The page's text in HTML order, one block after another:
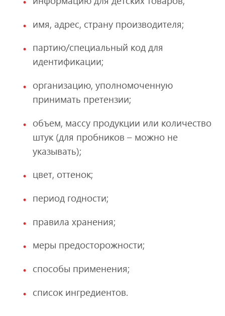
имя, адрес, страну производителя;
партию/специальный код для
идентификации;
организацию, уполномоченную
принимать претензии;
объем, массу продукции или количество
штук (для пробников – можно не
указывать);
цвет, оттенок;
период годности;
правила хранения;
меры предосторожности;
способы применения;
список ингредиентов.